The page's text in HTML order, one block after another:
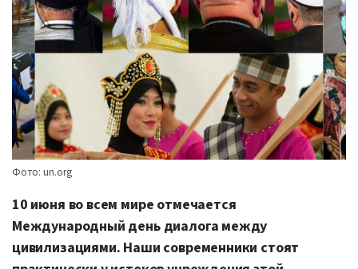
Фото: un.org
10 июня во всем мире отмечается
Международный день диалога между
цивилизациями. Наши современники стоят